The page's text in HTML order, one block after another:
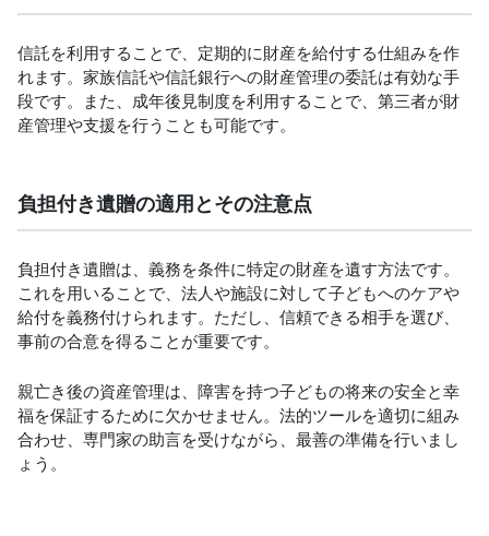
信託を利用することで、定期的に財産を給付する仕組みを作
れます。家族信託や信託銀行への財産管理の委託は有効な手
段です。また、成年後見制度を利用することで、第三者が財
産管理や支援を行うことも可能です。
負担付き遺贈の適用とその注意点
負担付き遺贈は、義務を条件に特定の財産を遺す方法です。
これを用いることで、法人や施設に対して子どもへのケアや
給付を義務付けられます。ただし、信頼できる相手を選び、
事前の合意を得ることが重要です。
親亡き後の資産管理は、障害を持つ子どもの将来の安全と幸
福を保証するために欠かせません。法的ツールを適切に組み
合わせ、専門家の助言を受けながら、最善の準備を行いまし
ょう。